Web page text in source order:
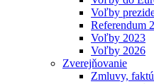
Voľby
Referendum
Voľby 2023
Voľby 2026
Zverejňovanie
Zmluvy,